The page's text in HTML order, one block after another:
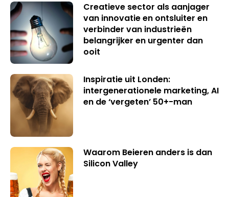
Creatieve sector als aanjager
van innovatie en ontsluiter en
verbinder van industrieën
belangrijker en urgenter dan
ooit
Inspiratie uit Londen:
intergenerationele marketing, AI
en de ‘vergeten’ 50+-man
Waarom Beieren anders is dan
Silicon Valley